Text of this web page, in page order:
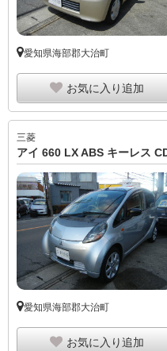
愛知県海部郡大治町
お気に入り追加
三菱
アイ 660 LX ABS キーレス
愛知県海部郡大治町
お気に入り追加